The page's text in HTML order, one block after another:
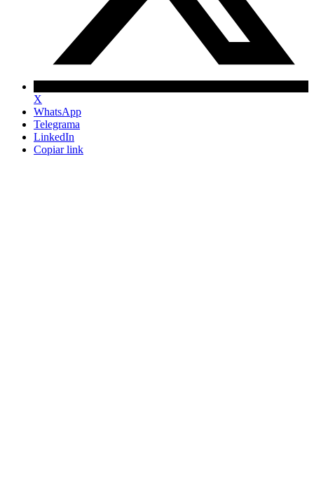
X
WhatsApp
Telegrama
LinkedIn
Copiar link